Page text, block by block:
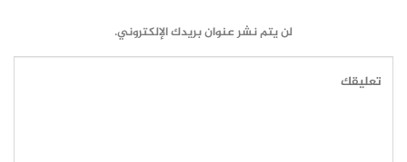
لن يتم نشر عنوان بريدك الإلكتروني.